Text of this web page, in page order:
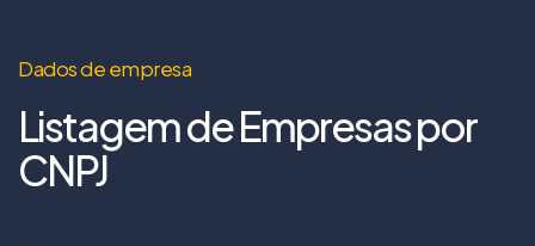
Dados de empresa
Listagem de Empresas por
CNPJ